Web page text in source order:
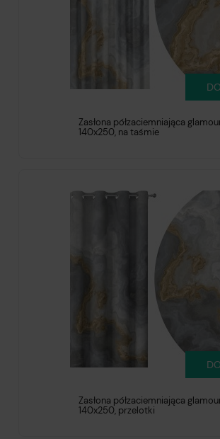
Zasłona półzaciemniająca
140x250, na taśmie
Zasłona półzaciemniająca
140x250, przelotki